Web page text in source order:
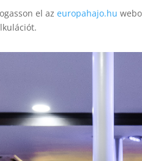
el az europahajo.hu